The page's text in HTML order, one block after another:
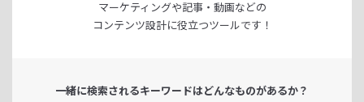
マーケティングや記事・動画などの
コンテンツ設計に役立つツールです！
一緒に検索されるキーワードはどんなものがあるか？